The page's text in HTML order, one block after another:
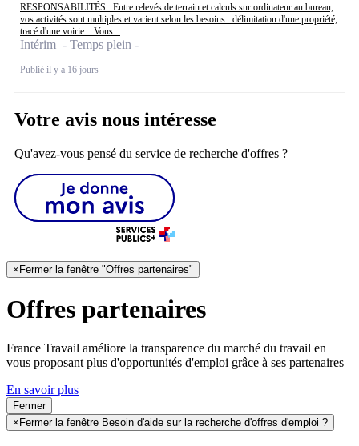
RESPONSABILITÉS : Entre relevés de terrain et calculs sur ordinateur au bureau,
vos activités sont multiples et varient selon les besoins : délimitation d'une propriété,
tracé d'une voirie... Vous...
Intérim - Temps plein
Publié il y a 16 jours
Votre avis nous intéresse
Qu'avez-vous pensé du service de recherche d'offres ?
×Fermer la fenêtre "Offres partenaires"
Offres partenaires
France Travail améliore la transparence du marché du travail en
vous proposant plus d'opportunités d'emploi grâce à ses partenaires
En savoir plus
Fermer
× Fermer la fenêtre Besoin d'aide sur la recherche d'offres d'emploi ?